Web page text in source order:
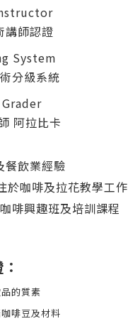
講師認證
System
分級系統
阿拉比卡
餐飲業經驗
於咖啡及拉花教學工作
啡興趣班及培訓課程
的質素
啡豆及材料